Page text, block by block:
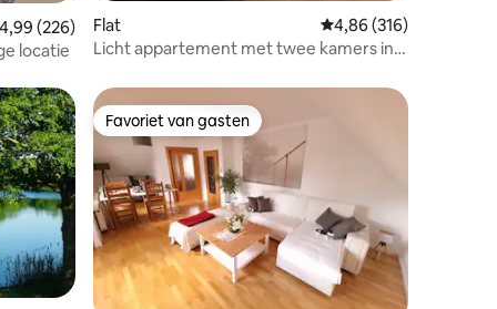
beoordeling van 4,99 op 5, 226 recensies
4,99 (226)
locatie
Flat Gemiddelde
4,86 (316)
Licht appartement met twee kamers in
Favoriet van gasten
Favoriet van gasten